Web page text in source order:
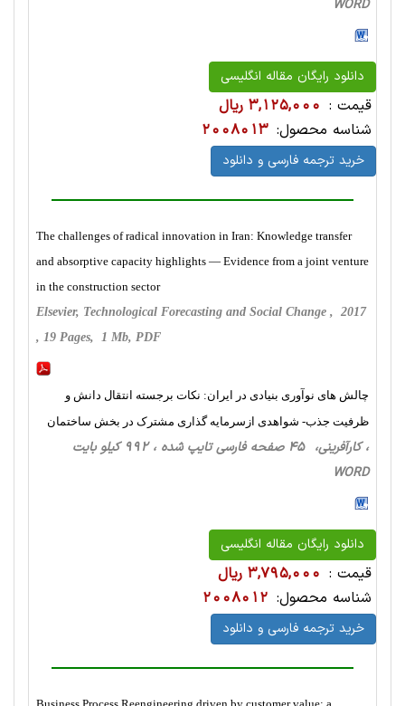
WORD
دانلود رایگان مقاله انگلیسی
قیمت : 3,125,000 ریال
شناسه محصول: 2008013
خرید ترجمه فارسی و دانلود
The challenges of radical innovation in Iran: Knowledge transfer
and absorptive capacity highlights — Evidence from a joint venture
in the construction sector
Elsevier, Technological Forecasting and Social Change , 2017
, 19 Pages, 1 Mb, PDF
چالش های نوآوری بنیادی در ایران: نکات برجسته انتقال دانش و
ظرفیت جذب- شواهدی ازسرمایه گذاری مشترک در بخش ساختمان
، کارآفرینی، 45 صفحه فارسی تایپ شده ، 992 کیلو بایت
WORD
دانلود رایگان مقاله انگلیسی
قیمت : 3,795,000 ریال
شناسه محصول: 2008012
خرید ترجمه فارسی و دانلود